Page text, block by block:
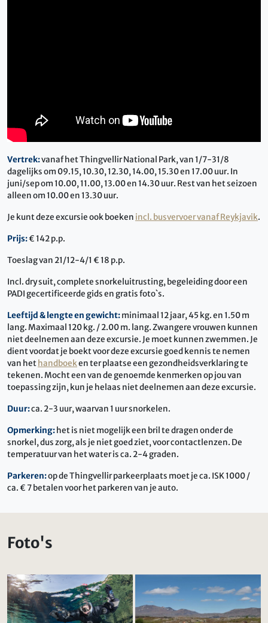
Vertrek:vanaf het Thingvellir National Park, van 1/7-31/8
dagelijks om 09.15, 10.30, 12.30, 14.00, 15.30 en 17.00 uur. In
juni/sep om 10.00, 11.00, 13.00 en 14.30 uur. Rest van het seizoen
alleen om 10.00 en 13.30 uur.
Je kunt deze excursie ook boeken incl. busvervoer vanaf Reykjavik.
Prijs:€ 142 p.p.
Toeslag van 21/12-4/1 € 18 p.p.
Incl. dry suit, complete snorkeluitrusting, begeleiding door een
PADI gecertificeerde gids en gratis foto`s.
Leeftijd & lengte en gewicht:minimaal 12 jaar, 45 kg. en 1.50 m
lang. Maximaal 120 kg. / 2.00 m. lang. Zwangere vrouwen kunnen
niet deelnemen aan deze excursie. Je moet kunnen zwemmen. Je
dient voordat je boekt voor deze excursie goed kennis te nemen
van het handboeken ter plaatse een gezondheidsverklaring te
tekenen. Mocht een van de genoemde kenmerken op jou van
toepassing zijn, kun je helaas niet deelnemen aan deze excursie.
Duur:ca. 2-3 uur, waarvan 1 uur snorkelen.
Opmerking: het is niet mogelijk een bril te dragen onder de
snorkel, dus zorg, als je niet goed ziet, voor contactlenzen. De
temperatuur van het water is ca. 2-4 graden.
Parkeren:op de Thingvellir parkeerplaats moet je ca. ISK 1000 /
ca. € 7 betalen voor het parkeren van je auto.
Foto's